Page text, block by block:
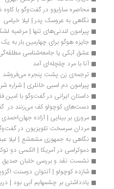
محاصره سارایوو در گفت‌وگو با کاوه ذاکری
نگاهی به عروسک پدر | لیلا خیامی
پیرامون لندنی‌های تنها | مرضیه لشکری
جایزه هوگو برای چهارمین بار به یک
عشق آبکی یا جامعه‌شناسی مطلقه‌گی در
آنا با مرد چلچله‌ای آمد
ترجمه‌ی زن پشت پنجره می‌فروشد
پیرامون دم اسبی خانلری | شراره
داستان ایرانی در گفت‌وگو با امین فقیری
دست‌های کوچولو کف می‌زنند در
مروری بر بینایی | آزاده جهان‌احمدی
مردان سرسخت تلویزیون در گفت‌وگو با
نگاهی به جمهوری مشعشع | لیلا عبداللهی
دموکراسی در آمریکا | الکسی دو توکویل
نشست نقد و بررسی خلبان صدیق
شازده کوچولو | آنتوان دوسنت اگزوپری
یادداشتی بر چشمهایم آبی بود | دریا